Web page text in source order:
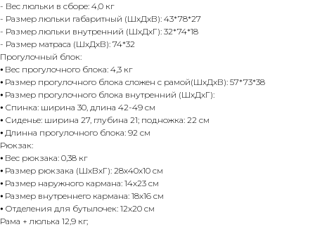
- Вес люльки в сборе: 4,0 кг
- Размер люльки габаритный (ШхДхВ): 43*78*27
- Размер люльки внутренний (ШхДхГ): 32*74*18
- Размер матраса (ШхДхВ): 74*32
Прогулочный блок:
⦁ Вес прогулочного блока: 4,3 кг
⦁ Размер прогулочного блока сложен с рамой(ШхДхВ): 57*73*38
⦁ Размер прогулочного блока внутренний (ШхДхГ):
⦁ Спинка: ширина 30, длина 42-49 см
⦁ Сиденье: ширина 27, глубина 21; подножка: 22 см
⦁ Длинна прогулочного блока: 92 см
Рюкзак:
⦁ Вес рюкзака: 0,38 кг
⦁ Размер рюкзака (ШхВхГ): 28х40х10 см
⦁ Размер наружного кармана: 14х23 см
⦁ Размер внутреннего кармана: 18х16 см
⦁ Отделения для бутылочек: 12х20 см
Рама + люлька 12,9 кг;